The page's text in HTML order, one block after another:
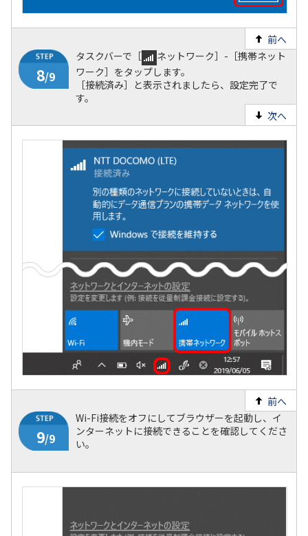
タスクバーで［
ネットワーク］-［携帯ネット
ワーク］をタップします。
［接続済み］と表示されましたら、設定完了で
す。
前へ
次へ
Wi-Fi接続をオフにしてブラウザーを起動し、イ
ンターネットに接続できることを確認してくださ
い。
前へ